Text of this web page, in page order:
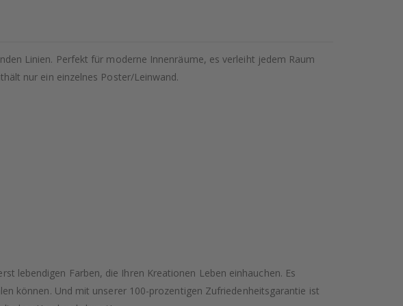
Linien. Perfekt für moderne Innenräume, es verleiht jedem Raum
nur ein einzelnes Poster/Leinwand.
lebendigen Farben, die Ihren Kreationen Leben einhauchen. Es
können. Und mit unserer 100-prozentigen Zufriedenheitsgarantie ist